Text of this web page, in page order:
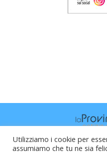
Raffaele
Utilizziamo i cookie per
assumiamo che tu ne sia